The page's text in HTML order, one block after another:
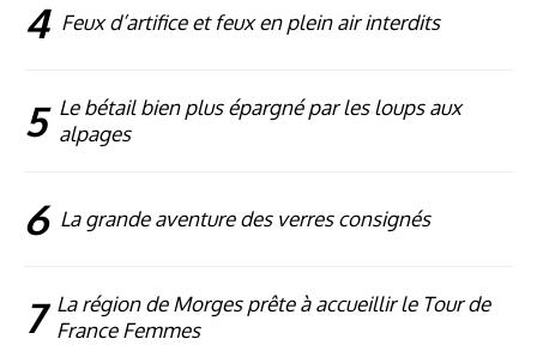
4 Feux d’artifice et feux en plein air interdits
5 Le bétail bien plus épargné par les loups aux
alpages
6 La grande aventure des verres consignés
7 La région de Morges prête à accueillir le Tour de
France Femmes